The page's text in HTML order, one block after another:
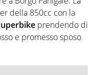
della 850cc con la
prendendo di
e promesso sposo